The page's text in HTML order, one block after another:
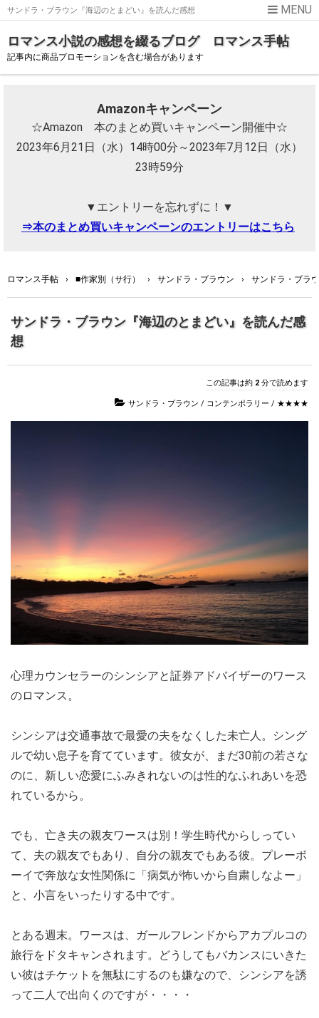
サンドラ・ブラウン『海辺のとまどい』を読んだ感想
ロマンス小説の感想を綴るブログ ロマンス手帖
記事内に商品プロモーションを含む場合があります
Amazonキャンペーン
☆Amazon 本のまとめ買いキャンペーン開催中☆
2023年6月21日（水）14時00分～2023年7月12日（水）
23時59分
▼エントリーを忘れずに！▼
⇒本のまとめ買いキャンペーンのエントリーはこちら
ロマンス手帖 › ■作家別（サ行） › サンドラ・ブラウン › サンドラ・ブラ
サンドラ・ブラウン『海辺のとまどい』を読んだ感
想
この記事は約 2 分で読めます
サンドラ・ブラウン / コンテンポラリー / ★★★★
心理カウンセラーのシンシアと証券アドバイザーのワース
のロマンス。
シンシアは交通事故で最愛の夫をなくした未亡人。シング
ルで幼い息子を育てています。彼女が、まだ30前の若さな
のに、新しい恋愛にふみきれないのは性的なふれあいを恐
れているから。
でも、亡き夫の親友ワースは別！学生時代からしってい
て、夫の親友でもあり、自分の親友でもある彼。プレーボ
ーイで奔放な女性関係に「病気が怖いから自粛しなよー」
と、小言をいったりする中です。
とある週末。ワースは、ガールフレンドからアカプルコの
旅行をドタキャンされます。どうしてもバカンスにいきた
い彼はチケットを無駄にするのも嫌なので、シンシアを誘
って二人で出向くのですが・・・・